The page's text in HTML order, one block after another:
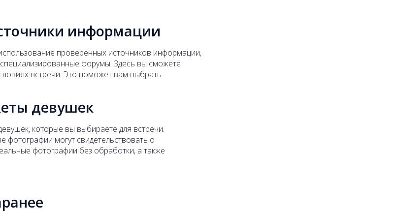
информации
проверенных источников информации,
форумы. Здесь вы сможете
встречи. Это поможет вам выбрать
девушек
которые вы выбираете для встречи.
могут свидетельствовать о
фотографии без обработки, а также